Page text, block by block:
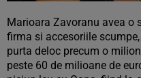
Marioara Zavoranu avea o
firma si accesoriile
purta deloc precum o
peste 60 de milioane de